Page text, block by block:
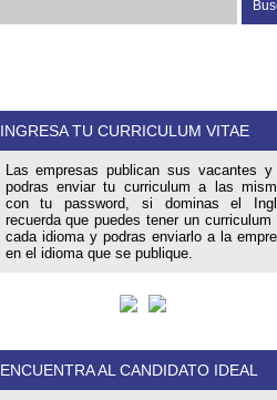
INGRESA TU CURRICULUM VITAE
Las empresas publican sus vacantes
podras enviar tu curriculum a las
con tu password, si dominas el
recuerda que puedes tener un curriculum
cada idioma y podras enviarlo a la
en el idioma que se publique.
ENCUENTRA AL CANDIDATO IDEAL